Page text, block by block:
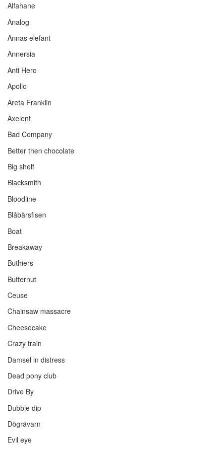
Alfahane
Analog
Annas elefant
Annersia
Anti Hero
Apollo
Areta Franklin
Axelent
Bad Company
Better then chocolate
Big shelf
Blacksmith
Bloodline
Blåbärsfisen
Boat
Breakaway
Buthiers
Butternut
Ceuse
Chainsaw massacre
Cheesecake
Crazy train
Damsel in distress
Dead pony club
Drive By
Dubble dip
Dögrävarn
Evil eye